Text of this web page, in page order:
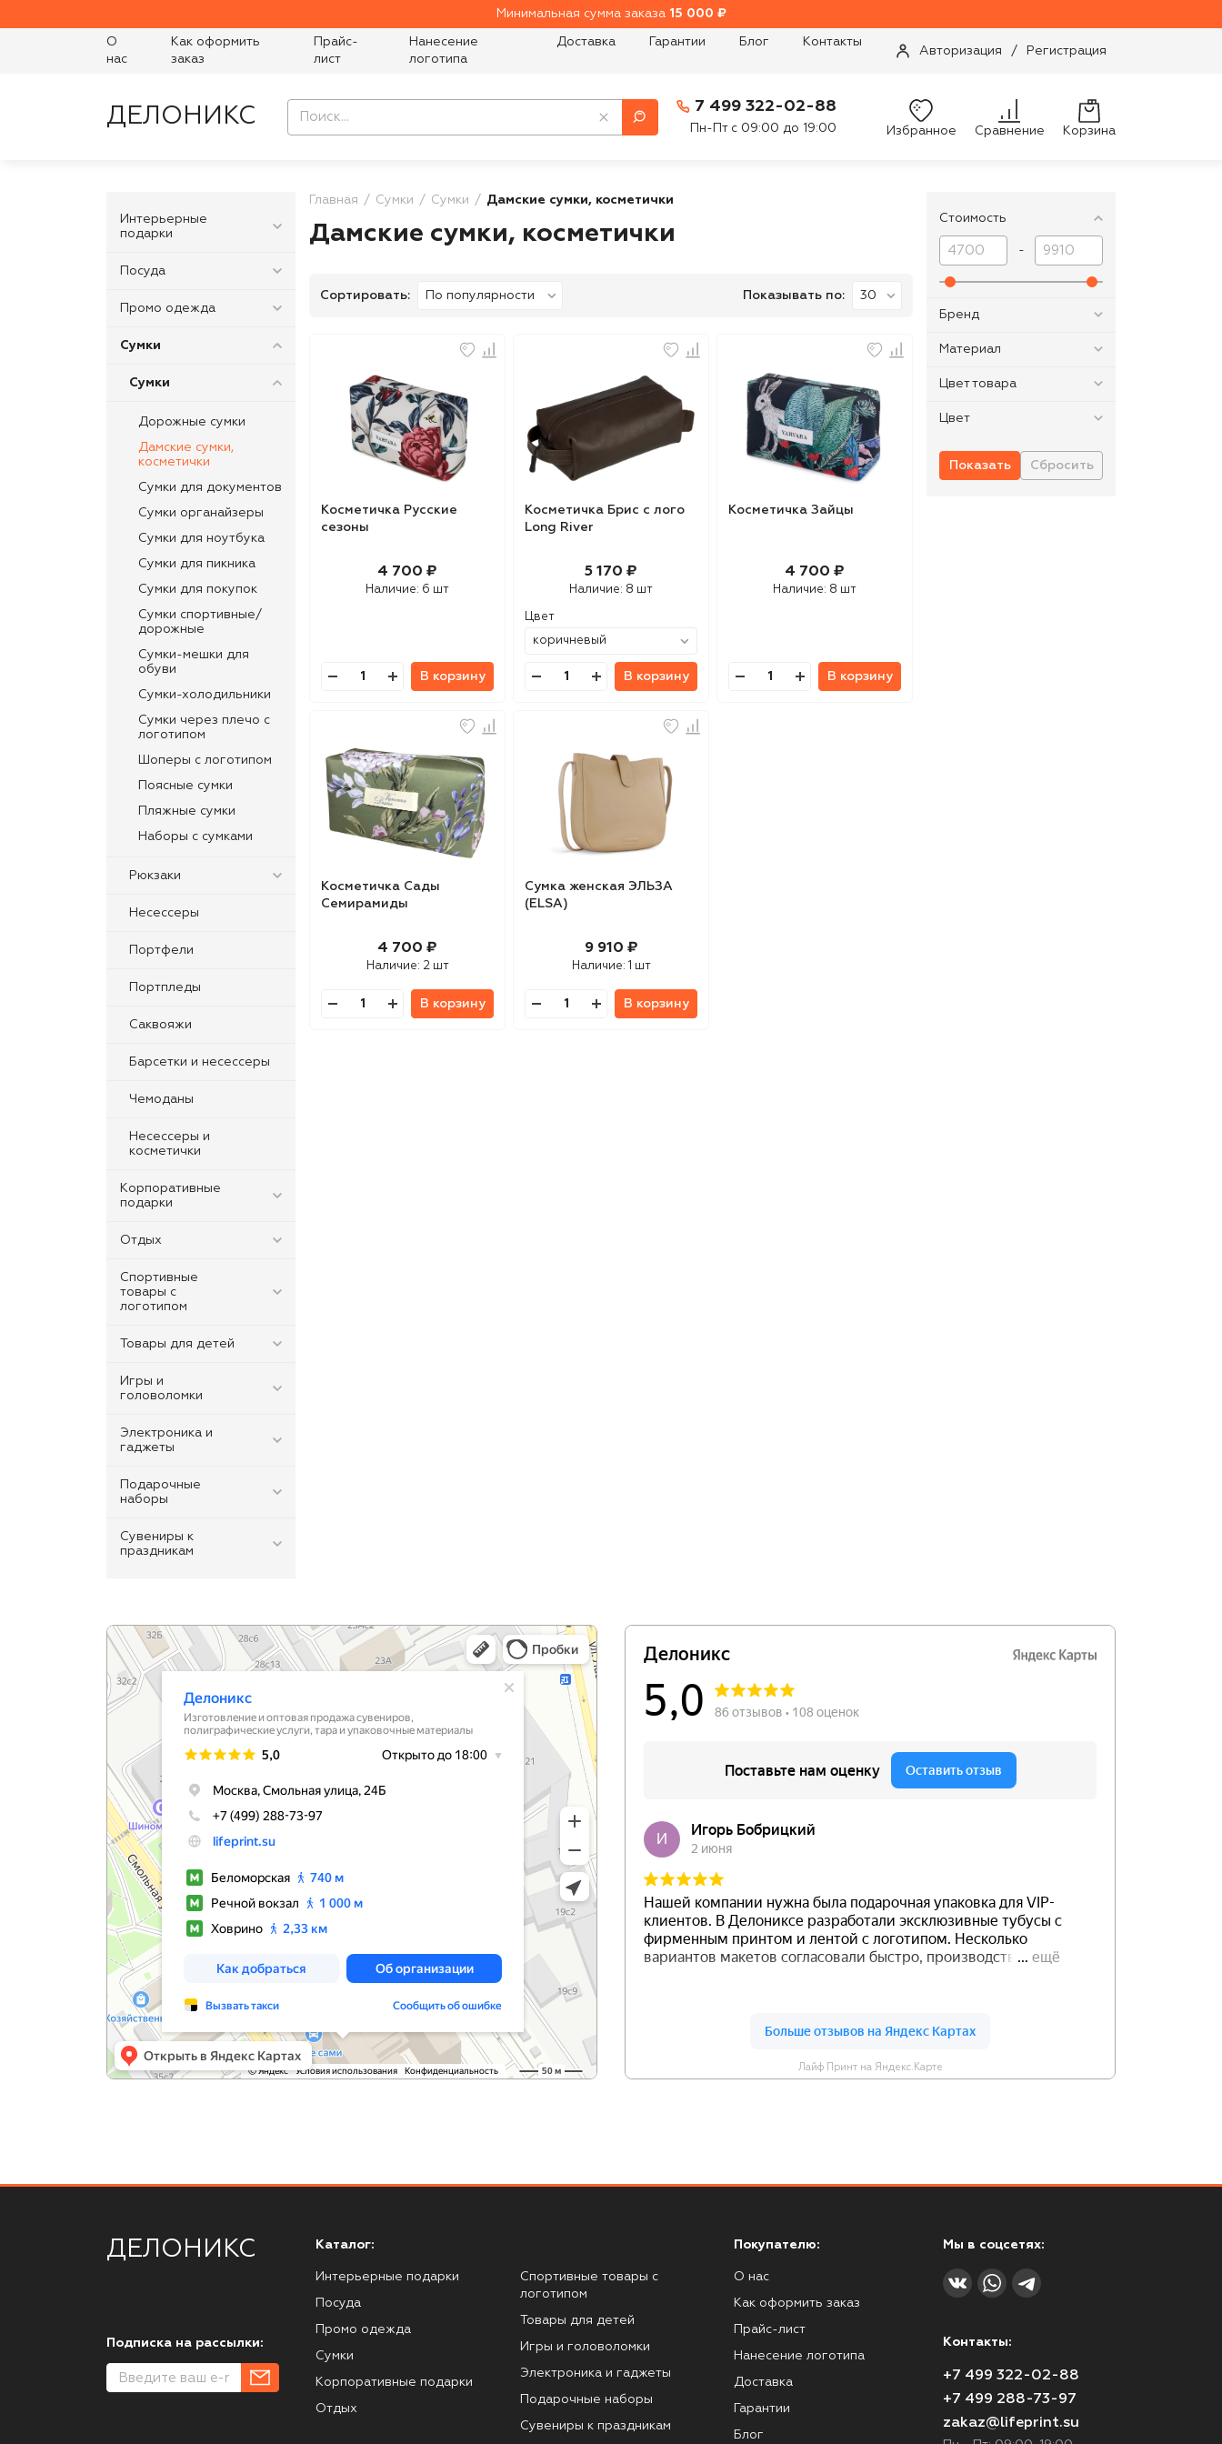
Минимальная сумма заказа 15 000 ₽
О
нас
Как оформить
заказ
Прайс-
лист
Нанесение
логотипа
Доставка Гарантии Блог Контакты
Авторизация / Регистрация
ДЕЛОНИКС 7 499 322-02-88
Пн-Пт с 09:00 до 19:00 Избранное Сравнение Корзина
Интерьерные
подарки
Посуда
Промо одежда
Сумки
Сумки
Дорожные сумки
Дамские сумки,
косметички
Сумки для документов
Сумки органайзеры
Сумки для ноутбука
Сумки для пикника
Сумки для покупок
Сумки спортивные/
дорожные
Сумки-мешки для
обуви
Сумки-холодильники
Сумки через плечо с
логотипом
Шоперы с логотипом
Поясные сумки
Пляжные сумки
Наборы с сумками
Рюкзаки
Несессеры
Портфели
Портпледы
Саквояжи
Барсетки и несессеры
Чемоданы
Несессеры и
косметички
Корпоративные
подарки
Отдых
Спортивные
товары с
логотипом
Товары для детей
Игры и
головоломки
Электроника и
гаджеты
Подарочные
наборы
Сувениры к
праздникам
Главная Сумки Сумки Дамские сумки, косметички
Дамские сумки, косметички
Сортировать: Показывать по:
Косметичка Русские
сезоны
4 700 ₽
Наличие: 6 шт
В корзину
Косметичка Брис с лого
Long River
5 170 ₽
Наличие: 8 шт
Цвет
В корзину
Косметичка Зайцы
4 700 ₽
Наличие: 8 шт
В корзину
Косметичка Сады
Семирамиды
4 700 ₽
Наличие: 2 шт
В корзину
Сумка женская ЭЛЬЗА
(ELSA)
9 910 ₽
Наличие: 1 шт
В корзину
Стоимость
-
Бренд
Материал
Цвет товара
Цвет
Лайф Принт на Яндекс.Карте
ДЕЛОНИКС
Подписка на рассылки:
Каталог:
Интерьерные подарки
Посуда
Промо одежда
Сумки
Корпоративные подарки
Отдых
Спортивные товары с
логотипом
Товары для детей
Игры и головоломки
Электроника и гаджеты
Подарочные наборы
Сувениры к праздникам
Покупателю:
О нас
Как оформить заказ
Прайс-лист
Нанесение логотипа
Доставка
Гарантии
Блог
Мы в соцсетях:
Контакты:
+7 499 322-02-88
+7 499 288-73-97
zakaz@lifeprint.su